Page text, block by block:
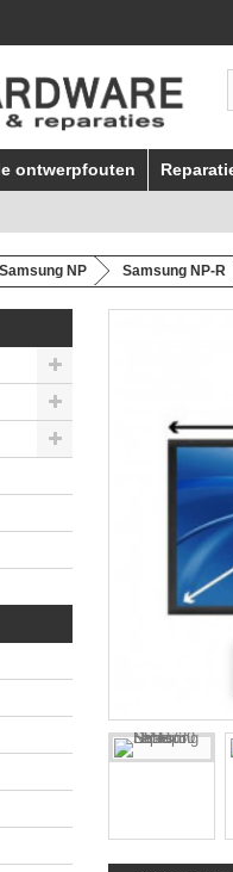
ontwerpfouten
Samsung NP Samsung NP-R